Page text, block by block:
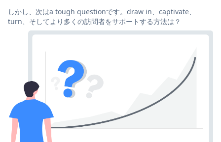
しかし、次はa tough questionです。draw in、captivate、
turn、そしてより多くの訪問者をサポートする方法は？